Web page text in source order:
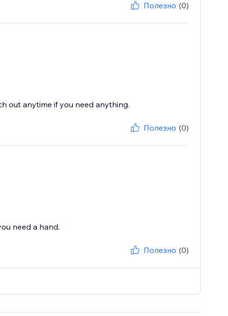
Полезно (0)
out anytime if you need anything.
Полезно (0)
need a hand.
Полезно (0)